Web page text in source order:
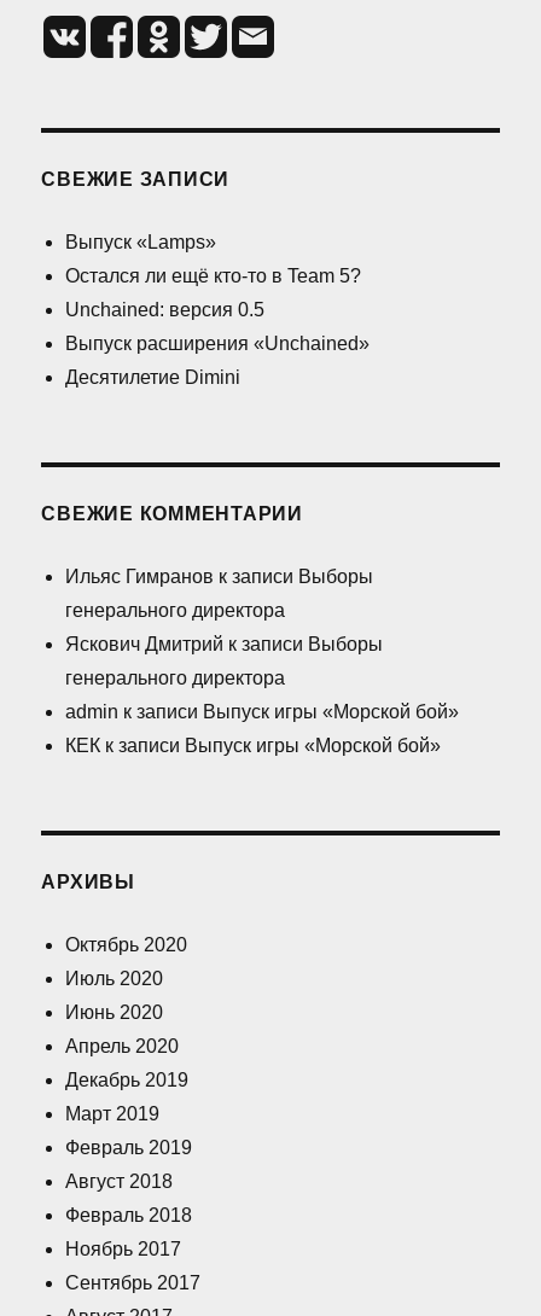
СВЕЖИЕ ЗАПИСИ
Выпуск «Lamps»
Остался ли ещё кто-то в Team 5?
Unchained: версия 0.5
Выпуск расширения «Unchained»
Десятилетие Dimini
СВЕЖИЕ КОММЕНТАРИИ
Ильяс Гимранов к записи Выборы
генерального директора
Яскович Дмитрий к записи Выборы
генерального директора
admin к записи Выпуск игры «Морской бой»
КЕК к записи Выпуск игры «Морской бой»
АРХИВЫ
Октябрь 2020
Июль 2020
Июнь 2020
Апрель 2020
Декабрь 2019
Март 2019
Февраль 2019
Август 2018
Февраль 2018
Ноябрь 2017
Сентябрь 2017